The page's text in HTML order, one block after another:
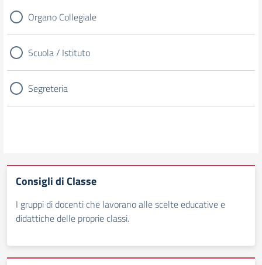
Organo Collegiale
Scuola / Istituto
Segreteria
Consigli di Classe
I gruppi di docenti che lavorano alle scelte educative e
didattiche delle proprie classi.